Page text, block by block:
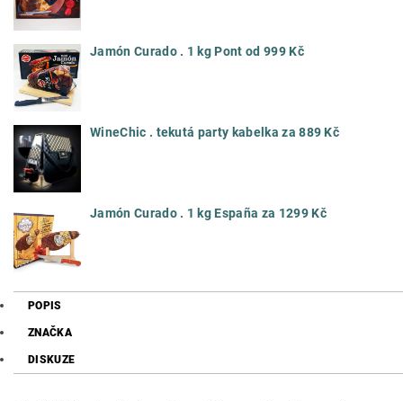
Jamón Curado . 1 kg Pont od 999 Kč
WineChic . tekutá party kabelka za 889 Kč
Jamón Curado . 1 kg España za 1299 Kč
POPIS
ZNAČKA
DISKUZE